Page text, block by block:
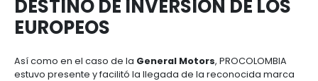
Al tener un acuerdo automotor firmado con Brasil,
Motorsde Estados Unidos decidió invertir US$12
local como a la región.